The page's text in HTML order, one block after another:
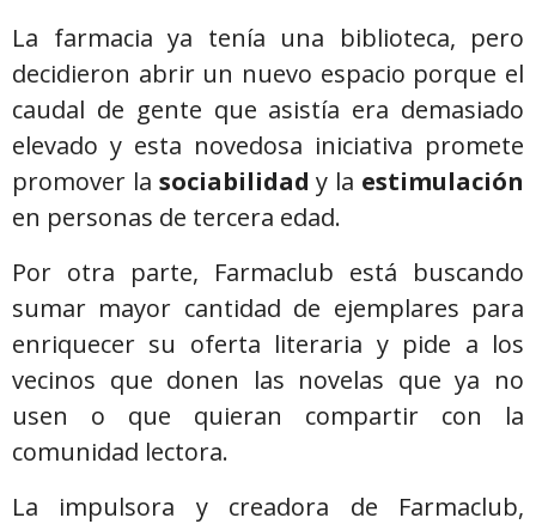
La farmacia ya tenía una biblioteca, pero
decidieron abrir un nuevo espacio porque el
caudal de gente que asistía era demasiado
elevado y esta novedosa iniciativa promete
promover la sociabilidad y la estimulación
en personas de tercera edad.
Por otra parte, Farmaclub está buscando
sumar mayor cantidad de ejemplares para
enriquecer su oferta literaria y pide a los
vecinos que donen las novelas que ya no
usen o que quieran compartir con la
comunidad lectora.
La impulsora y creadora de Farmaclub,